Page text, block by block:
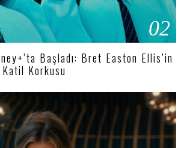
02
Başladı: Bret Easton Ellis’in
Katil Korkusu